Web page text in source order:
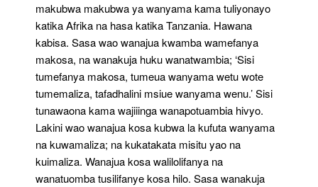
makubwa makubwa ya wanyama kama tuliyonayo
katika Afrika na hasa katika Tanzania. Hawana
kabisa. Sasa wao wanajua kwamba wamefanya
makosa, na wanakuja huku wanatwambia; ‘Sisi
tumefanya makosa, tumeua wanyama wetu wote
tumemaliza, tafadhalini msiue wanyama wenu.’ Sisi
tunawaona kama wajiiinga wanapotuambia hivyo.
Lakini wao wanajua kosa kubwa la kufuta wanyama
na kuwamaliza; na kukatakata misitu yao na
kuimaliza. Wanajua kosa walilolifanya na
wanatuomba tusilifanye kosa hilo. Sasa wanakuja